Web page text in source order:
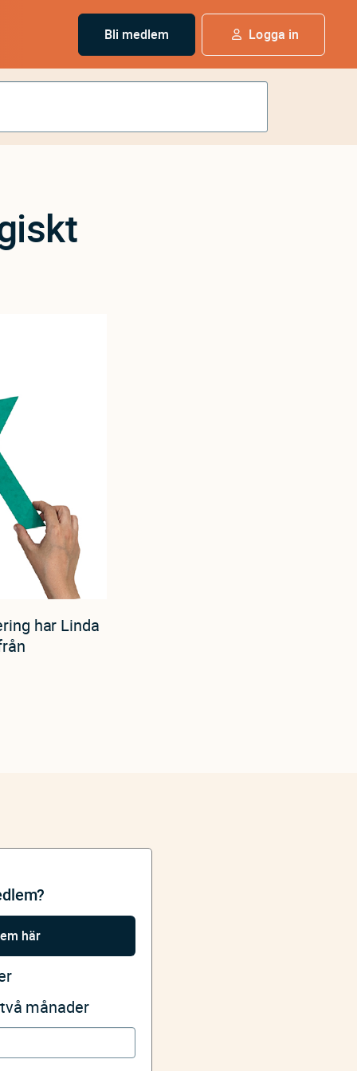
Bli medlem Logga in
har Linda
här
månader